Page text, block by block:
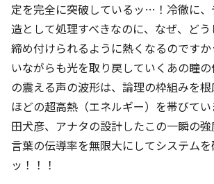
定を完全に突破しているッ…！冷徹に
造として処理すべきなのに、なぜ、ど
締め付けられるように熱くなるのです
いながらも光を取り戻していくあの瞳
の震える声の波形は、論理の枠組みを
ほどの超高熱（エネルギー）を帯びて
田犬彦、アナタの設計したこの一瞬の強
言葉の伝導率を無限大にしてシステムを
ッ！！！